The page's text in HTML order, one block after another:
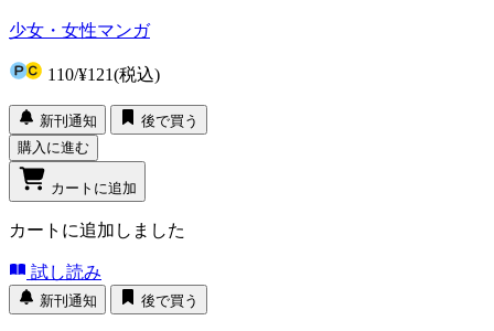
少女・女性マンガ
110/¥121(税込)
新刊通知
後で買う
購入に進む
カートに追加
カートに追加しました
試し読み
新刊通知 後で買う